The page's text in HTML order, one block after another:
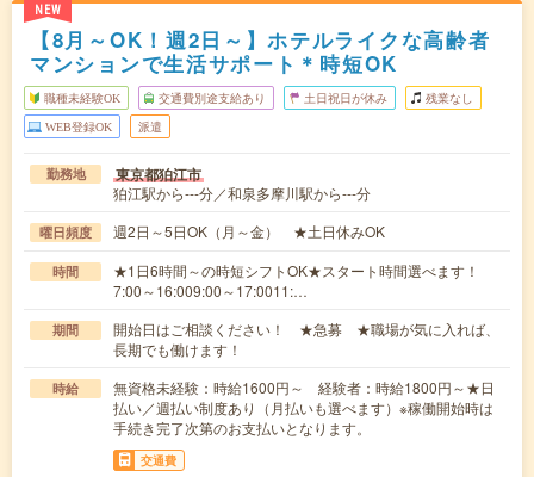
NEW
【8月～OK！週2日～】ホテルライクな高齢者
マンションで生活サポート＊時短OK
職種未経験OK 交通費別途支給あり 土日祝日が休み 残業なし
WEB登録OK 派遣
勤務地 東京都狛江市
狛江駅から---分／和泉多摩川駅から---分
曜日頻度 週2日～5日OK（月～金） ★土日休みOK
時間
★1日6時間～の時短シフトOK★スタート時間選べます！
7:00～16:009:00～17:0011:…
期間
開始日はご相談ください！ ★急募 ★職場が気に入れば、
長期でも働けます！
時給
無資格未経験：時給1600円～ 経験者：時給1800円～★日
払い／週払い制度あり（月払いも選べます）※稼働開始時は
手続き完了次第のお支払いとなります。
交通費